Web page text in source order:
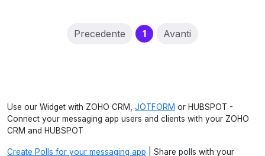
Precedente 1(current)
Avanti
Use our Widget with ZOHO CRM, JOTFORM or HUBSPOT -
Connect your messaging app users and clients with your ZOHO
CRM and HUBSPOT
Create Polls for your messaging app | Share polls with your